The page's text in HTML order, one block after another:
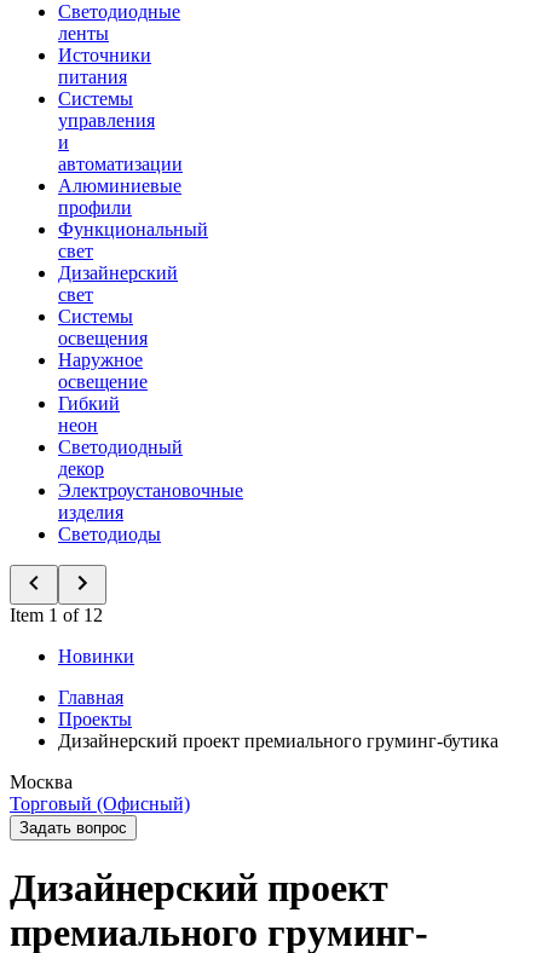
Светодиодные
ленты
Источники
питания
Системы
управления
и
автоматизации
Алюминиевые
профили
Функциональный
свет
Дизайнерский
свет
Системы
освещения
Наружное
освещение
Гибкий
неон
Светодиодный
декор
Электроустановочные
изделия
Светодиоды
Item 1 of 12
Новинки
Главная
Проекты
Дизайнерский проект премиального груминг-бутика
Москва
Торговый (Офисный)
Задать вопрос
Дизайнерский проект
премиального груминг-